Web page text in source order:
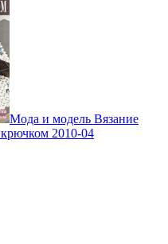
Мода и модель Вязание
2010-04